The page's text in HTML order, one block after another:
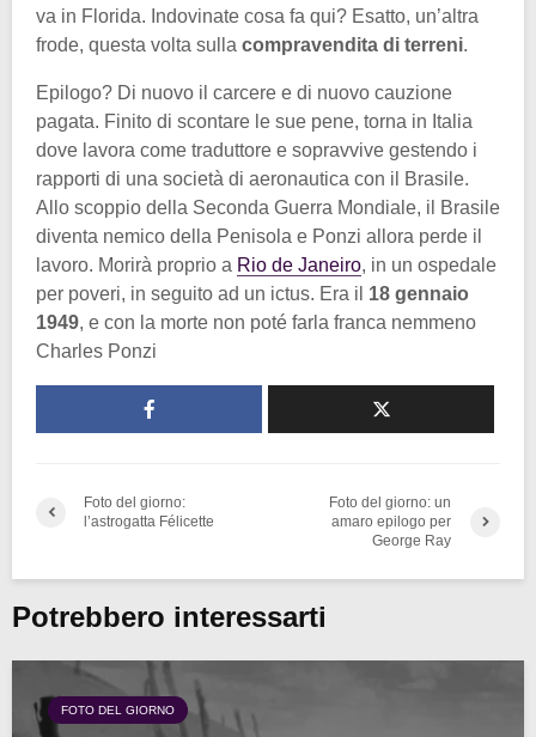
va in Florida. Indovinate cosa fa qui? Esatto, un’altra
frode, questa volta sulla compravendita di terreni.
Epilogo? Di nuovo il carcere e di nuovo cauzione
pagata. Finito di scontare le sue pene, torna in Italia
dove lavora come traduttore e sopravvive gestendo i
rapporti di una società di aeronautica con il Brasile.
Allo scoppio della Seconda Guerra Mondiale, il Brasile
diventa nemico della Penisola e Ponzi allora perde il
lavoro. Morirà proprio a Rio de Janeiro, in un ospedale
per poveri, in seguito ad un ictus. Era il 18 gennaio
1949, e con la morte non poté farla franca nemmeno
Charles Ponzi
Foto del giorno:
l’astrogatta Félicette
Foto del giorno: un
amaro epilogo per
George Ray
Potrebbero interessarti
FOTO DEL GIORNO